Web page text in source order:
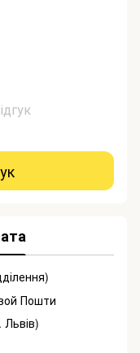
Пошти